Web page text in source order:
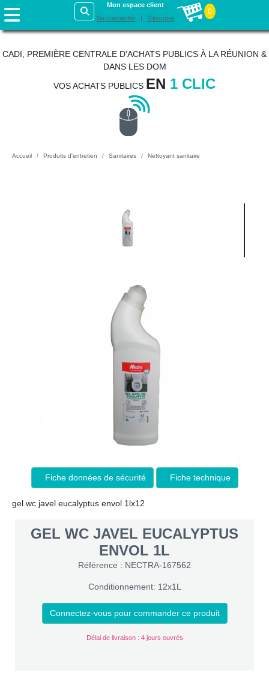
Mon espace client
Se connecter
S'inscrire
0
CADI, PREMIÈRE CENTRALE D'ACHATS PUBLICS À LA RÉUNION &
DANS LES DOM
VOS ACHATS PUBLICS EN 1 CLIC
Accueil Produits d'entretien Sanitaires Nettoyant sanitaire
Fiche données de sécurité Fiche technique
gel wc javel eucalyptus envol 1lx12
GEL WC JAVEL EUCALYPTUS
ENVOL 1L
Référence : NECTRA-167562
Conditionnement: 12x1L
Connectez-vous pour commander ce produit
Délai de livraison : 4 jours ouvrés